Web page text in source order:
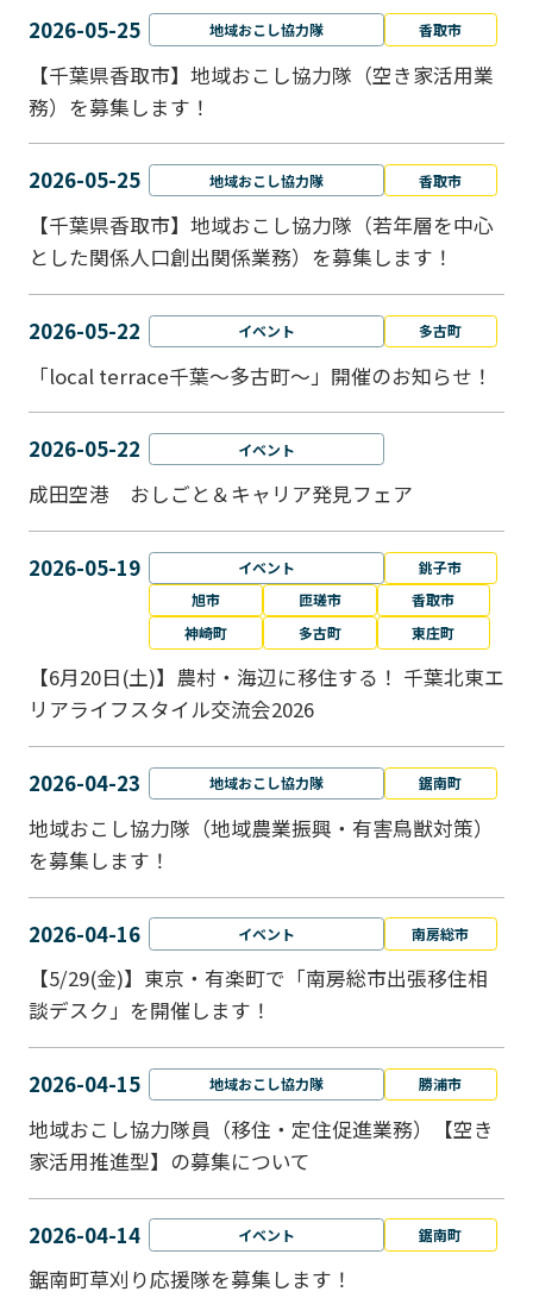
2026-05-25 地域おこし協力隊 香取市
【千葉県香取市】地域おこし協力隊（空き家活用業
務）を募集します！
2026-05-25 地域おこし協力隊 香取市
【千葉県香取市】地域おこし協力隊（若年層を中心
とした関係人口創出関係業務）を募集します！
2026-05-22 イベント 多古町
「local terrace千葉～多古町～」開催のお知らせ！
2026-05-22 イベント
成田空港 おしごと＆キャリア発見フェア
2026-05-19 イベント
銚子市
旭市
匝瑳市
香取市
神崎町
多古町 東庄町
【6月20日(土)】農村・海辺に移住する！ 千葉北東エ
リアライフスタイル交流会2026
2026-04-23 地域おこし協力隊 鋸南町
地域おこし協力隊（地域農業振興・有害鳥獣対策）
を募集します！
2026-04-16 イベント 南房総市
【5/29(金)】東京・有楽町で「南房総市出張移住相
談デスク」を開催します！
2026-04-15 地域おこし協力隊 勝浦市
地域おこし協力隊員（移住・定住促進業務）【空き
家活用推進型】の募集について
2026-04-14 イベント 鋸南町
鋸南町草刈り応援隊を募集します！